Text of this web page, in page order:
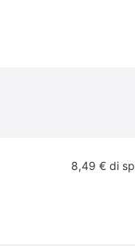
8,49 € di